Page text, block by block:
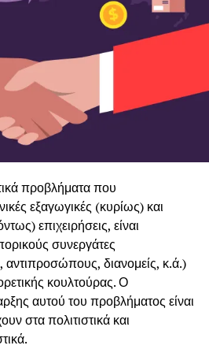
προβλήματα που
εξαγωγικές (κυρίως) και
επιχειρήσεις, είναι
συνεργάτες
αντιπροσώπους, διανομείς, κ.ά.)
κουλτούρας. Ο
αυτού του προβλήματος είναι
στα πολιτιστικά και